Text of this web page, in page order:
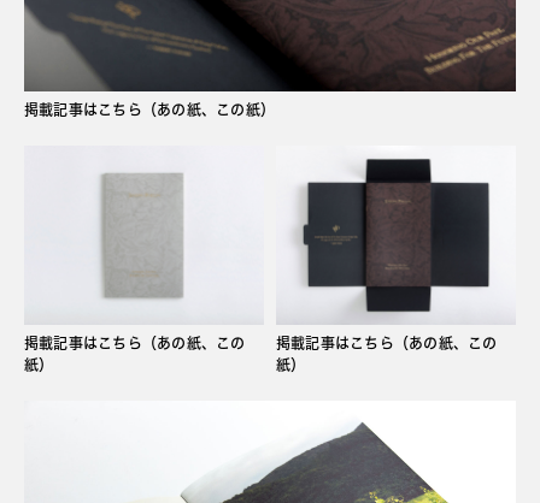
掲載記事はこちら（あの紙、この紙）
掲載記事はこちら（あの紙、この
紙）
掲載記事はこちら（あの紙、この
紙）